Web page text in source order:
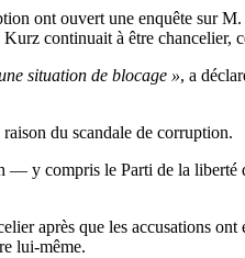
ont ouvert une enquête sur
continuait à être chancelier,
situation de blocage », a
du scandale de corruption.
— y compris le Parti de la
après que les accusations ont
lui-même.